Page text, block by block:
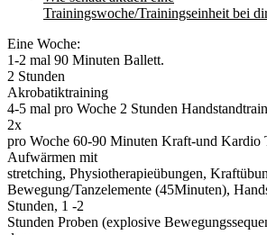
Trainingswoche/Trainingseinheit bei
Eine Woche:
1-2 mal 90 Minuten Ballett.
2 Stunden
Akrobatiktraining
4-5 mal pro Woche 2 Stunden
2x
pro Woche 60-90 Minuten Kraft-und Kardio
Aufwärmen mit
stretching, Physiotherapieübungen,
Bewegung/Tanzelemente (45Minuten),
Stunden, 1 -2
Stunden Proben (explosive